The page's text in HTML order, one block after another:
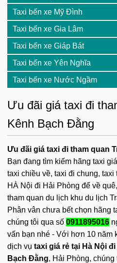
Taxi bến xe Mỹ Đình
Taxi bến xe Gia Lâm
Taxi bến xe Giáp Bát
Taxi bến xe Yên Nghĩa
Taxi bến xe Nước Ngầm
Ưu đãi giá taxi đi
Kênh Bạch Đằng
Ưu đãi giá taxi đi tham quan
Bạn đang tìm kiếm hãng taxi
taxi chiều về, taxi đi chung,
HÀ Nội đi Hải Phòng để về
tham quan du lịch khu du lịch
Phân vân chưa bết chọn hãng
chúng tôi qua số 0911895016
vấn bạn nhé - Với hơn 10 năm
dịch vụ taxi giá rẻ tại Hà Nội
Bạch Đằng, Hải Phòng,